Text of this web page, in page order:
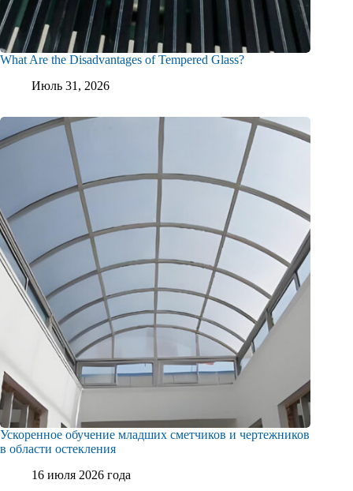
What Are the Disadvantages of Tempered Glass?
Июль 31, 2026
Ускоренное обучение младших сметчиков и чертежников
в области остекления
16 июля 2026 года